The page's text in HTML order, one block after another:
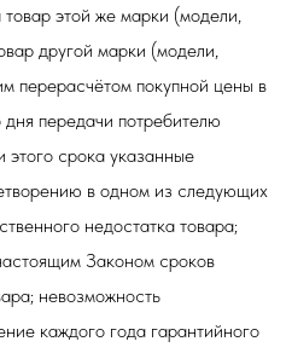
этой же марки (модели,
другой марки (модели,
перерасчётом покупной цены в
передачи потребителю
этого срока указанные
в одном из следующих
недостатка товара;
Законом сроков
невозможность
каждого года гарантийного